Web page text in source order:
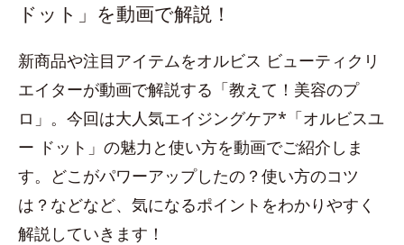
ドット」を動画で解説！
新商品や注目アイテムをオルビス ビューティクリ
エイターが動画で解説する「教えて！美容のプ
ロ」。今回は大人気エイジングケア*「オルビスユ
ー ドット」の魅力と使い方を動画でご紹介しま
す。どこがパワーアップしたの？使い方のコツ
は？などなど、気になるポイントをわかりやすく
解説していきます！